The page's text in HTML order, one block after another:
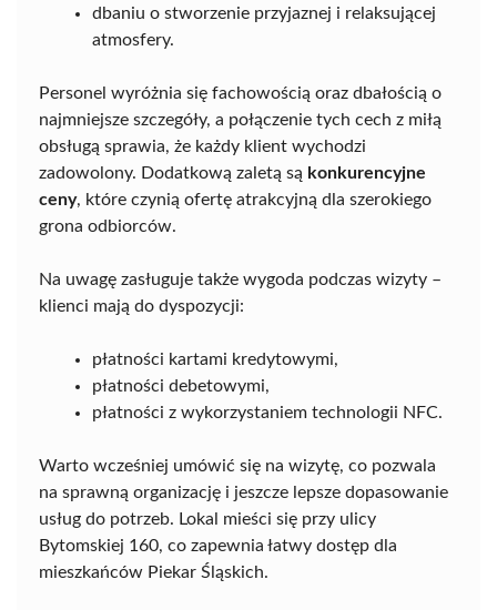
dbaniu o stworzenie przyjaznej i relaksującej
atmosfery.
Personel wyróżnia się fachowością oraz dbałością o
najmniejsze szczegóły, a połączenie tych cech z miłą
obsługą sprawia, że każdy klient wychodzi
zadowolony. Dodatkową zaletą są konkurencyjne
ceny, które czynią ofertę atrakcyjną dla szerokiego
grona odbiorców.
Na uwagę zasługuje także wygoda podczas wizyty –
klienci mają do dyspozycji:
płatności kartami kredytowymi,
płatności debetowymi,
płatności z wykorzystaniem technologii NFC.
Warto wcześniej umówić się na wizytę, co pozwala
na sprawną organizację i jeszcze lepsze dopasowanie
usług do potrzeb. Lokal mieści się przy ulicy
Bytomskiej 160, co zapewnia łatwy dostęp dla
mieszkańców Piekar Śląskich.